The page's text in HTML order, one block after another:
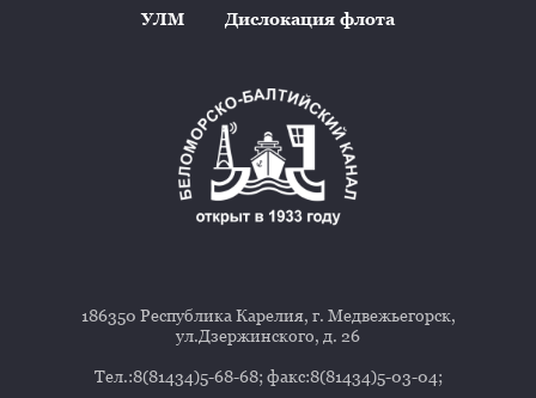
УЛМ Дислокация флота
186350 Республика Карелия, г. Медвежьегорск,
ул.Дзержинского, д. 26
Тел.:8(81434)5-68-68; факс:8(81434)5-03-04;